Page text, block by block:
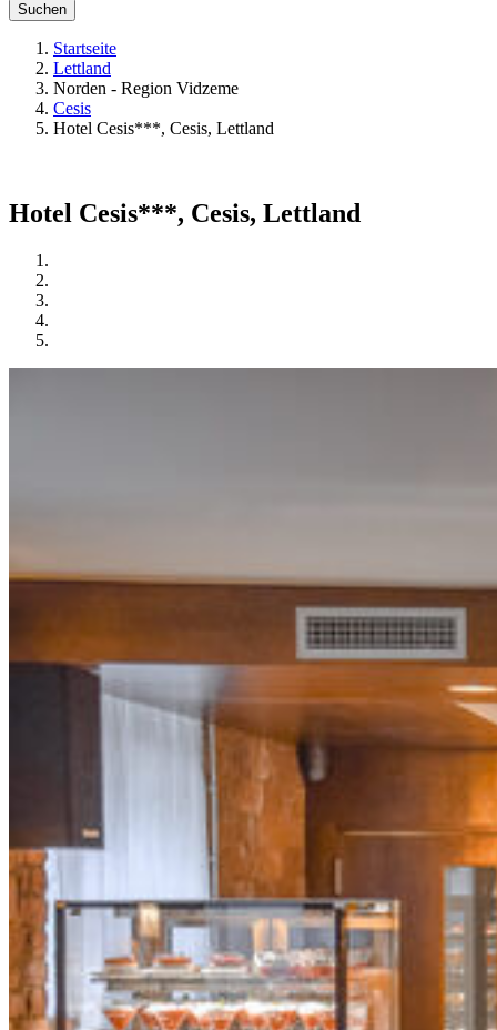
Suchen
Startseite
Lettland
Norden - Region Vidzeme
Cesis
Hotel Cesis***, Cesis, Lettland
Hotel Cesis***, Cesis, Lettland